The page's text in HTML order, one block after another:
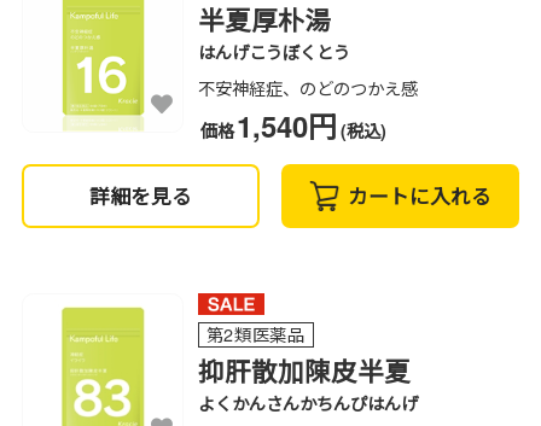
半夏厚朴湯
はんげこうぼくとう
不安神経症、のどのつかえ感
価格1,540円 (税込)
詳細を見る カートに入れる
第2類医薬品
抑肝散加陳皮半夏
よくかんさんかちんぴはんげ